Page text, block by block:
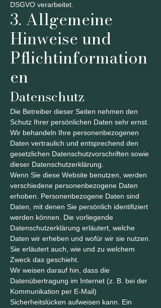
DSGVO verarbeitet.
3. Allgemeine
Hinweise und
Pflichtinformation
en
Datenschutz
Die Betreiber dieser Seiten nehmen den
Schutz Ihrer persönlichen Daten sehr ernst.
Wir behandeln Ihre personenbezogenen
Daten vertraulich und entsprechend den
gesetzlichen Datenschutzvorschriften sowie
dieser Datenschutzerklärung.
Wenn Sie diese Website benutzen, werden
verschiedene personenbezogene Daten
erhoben. Personenbezogene Daten sind
Daten, mit denen Sie persönlich identifiziert
werden können. Die vorliegende
Datenschutzerklärung erläutert, welche
Daten wir erheben und wofür wir sie nutzen.
Sie erläutert auch, wie und zu welchem
Zweck das geschieht.
Wir weisen darauf hin, dass die
Datenübertragung im Internet (z. B. bei der
Kommunikation per E-Mail)
Sicherheitslücken aufweisen kann. Ein